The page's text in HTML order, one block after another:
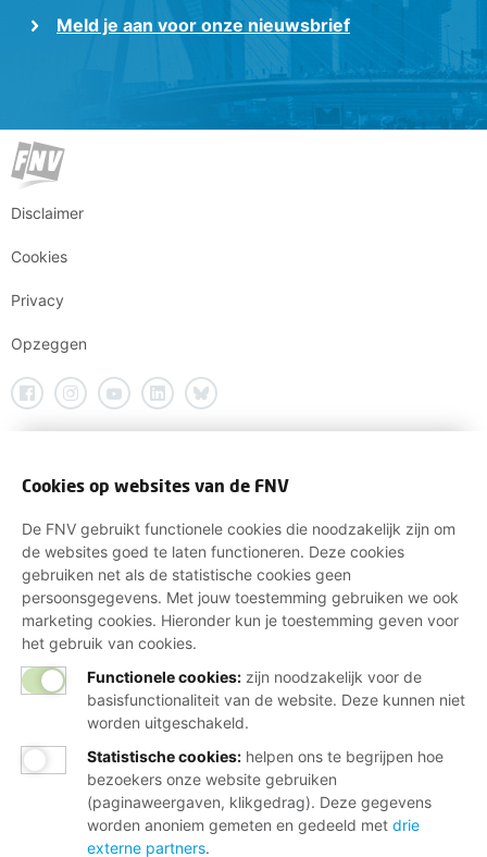
Meld je aan voor onze nieuwsbrief
Disclaimer
Cookies
Privacy
Opzeggen
Cookies op websites van de FNV
De FNV gebruikt functionele cookies die noodzakelijk zijn om
de websites goed te laten functioneren. Deze cookies
gebruiken net als de statistische cookies geen
persoonsgegevens. Met jouw toestemming gebruiken we ook
marketing cookies. Hieronder kun je toestemming geven voor
het gebruik van cookies.
Functionele cookies: zijn noodzakelijk voor de
basisfunctionaliteit van de website. Deze kunnen niet
worden uitgeschakeld.
Statistische cookies: helpen ons te begrijpen hoe
bezoekers onze website gebruiken
(paginaweergaven, klikgedrag). Deze gegevens
worden anoniem gemeten en gedeeld met drie
externe partners.